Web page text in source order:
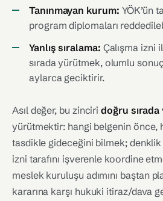
Tanınmayan kurum: YÖK’ün
program diplomaları
Yanlış sıralama: Çalışma izni
sırada yürütmek, olumlu
aylarca geciktirir.
Asıl değer, bu zinciridoğru sırada
yürütmektir: hangi belgenin önce,
tasdikle gideceğini bilmek;
izni tarafını işverenle koordine
meslek kuruluşu adımını baştan
kararına karşı hukuki itiraz/dava